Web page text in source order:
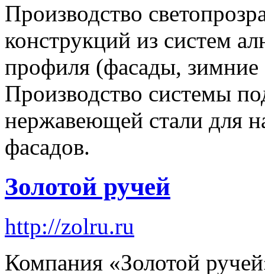
Производство
конструкций из систем
профиля (фасады, зимние
Производство системы
нержавеющей стали для
фасадов.
Золотой ручей
http://zolru.ru
Компания «Золотой